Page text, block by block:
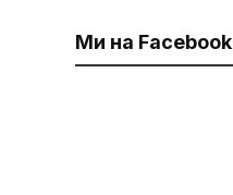
Ми на Facebook